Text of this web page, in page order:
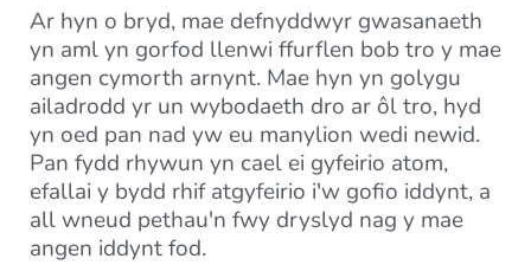
Ar hyn o bryd, mae defnyddwyr gwasanaeth
yn aml yn gorfod llenwi ffurflen bob tro y mae
angen cymorth arnynt. Mae hyn yn golygu
ailadrodd yr un wybodaeth dro ar ôl tro, hyd
yn oed pan nad yw eu manylion wedi newid.
Pan fydd rhywun yn cael ei gyfeirio atom,
efallai y bydd rhif atgyfeirio i'w gofio iddynt, a
all wneud pethau'n fwy dryslyd nag y mae
angen iddynt fod.